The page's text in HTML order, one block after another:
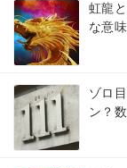
虹龍
な意
ゾロ
ン？